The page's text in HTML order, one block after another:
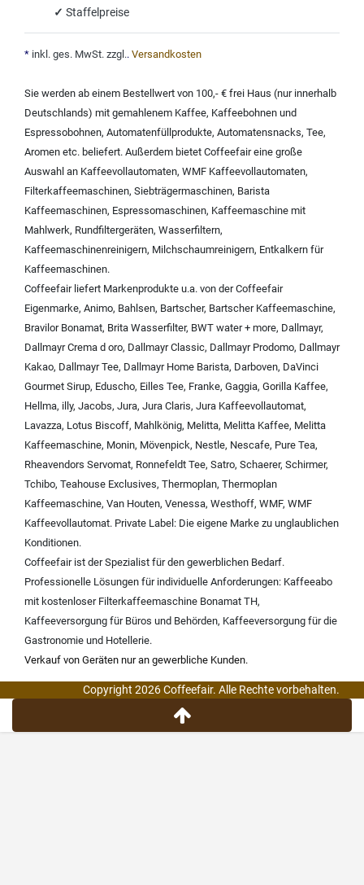
✓ Staffelpreise
* inkl. ges. MwSt. zzgl.. Versandkosten
Sie werden ab einem Bestellwert von 100,- € frei Haus (nur innerhalb
Deutschlands) mit gemahlenem Kaffee, Kaffeebohnen und
Espressobohnen, Automatenfüllprodukte, Automatensnacks, Tee,
Aromen etc. beliefert. Außerdem bietet Coffeefair eine große
Auswahl an Kaffeevollautomaten, WMF Kaffeevollautomaten,
Filterkaffeemaschinen, Siebträgermaschinen, Barista
Kaffeemaschinen, Espressomaschinen, Kaffeemaschine mit
Mahlwerk, Rundfiltergeräten, Wasserfiltern,
Kaffeemaschinenreinigern, Milchschaumreinigern, Entkalkern für
Kaffeemaschinen.
Coffeefair liefert Markenprodukte u.a. von derCoffeefair
Eigenmarke, Animo, Bahlsen, Bartscher, Bartscher Kaffeemaschine,
Bravilor Bonamat, Brita Wasserfilter, BWT water + more, Dallmayr,
Dallmayr Crema d oro, Dallmayr Classic, Dallmayr Prodomo, Dallmayr
Kakao, Dallmayr Tee, Dallmayr Home Barista, Darboven, DaVinci
Gourmet Sirup, Eduscho, Eilles Tee, Franke, Gaggia, Gorilla Kaffee,
Hellma, illy, Jacobs, Jura, Jura Claris, Jura Kaffeevollautomat,
Lavazza, Lotus Biscoff, Mahlkönig, Melitta, Melitta Kaffee, Melitta
Kaffeemaschine, Monin, Mövenpick, Nestle, Nescafe, Pure Tea,
Rheavendors Servomat, Ronnefeldt Tee, Satro, Schaerer, Schirmer,
Tchibo, Teahouse Exclusives, Thermoplan, Thermoplan
Kaffeemaschine, Van Houten, Venessa, Westhoff, WMF, WMF
Kaffeevollautomat. Private Label: Die eigene Marke zu unglaublichen
Konditionen.
Coffeefair ist der Spezialist für den gewerblichen Bedarf.
Professionelle Lösungen für individuelle Anforderungen: Kaffeeabo
mit kostenloser Filterkaffeemaschine Bonamat TH,
Kaffeeversorgung für Büros und Behörden, Kaffeeversorgung für die
Gastronomie und Hotellerie.
Verkauf von Geräten nur an gewerbliche Kunden.
Copyright 2026 Coffeefair. Alle Rechte vorbehalten.